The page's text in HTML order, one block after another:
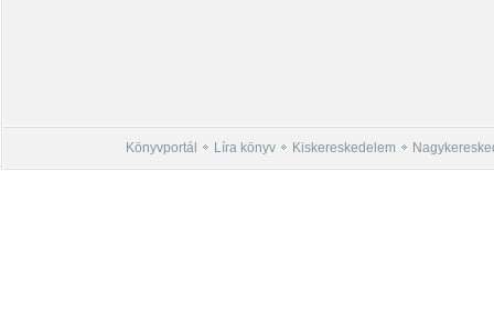
Könyvportál Líra könyv Kiskereskedelem